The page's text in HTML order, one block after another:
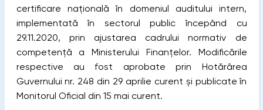
certificare națională în domeniul auditului intern,
implementată în sectorul public începând cu
29.11.2020, prin ajustarea cadrului normativ de
competență a Ministerului Finanțelor. Modificările
respective au fost aprobate prin Hotărârea
Guvernului nr. 248 din 29 aprilie curent și publicate în
Monitorul Oficial din 15 mai curent.